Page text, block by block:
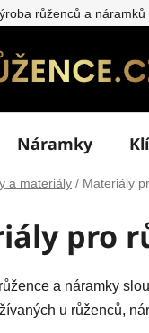
růženců a náramků
Náramky
a materiály / Materiály
pro
a náramky
u růženců,